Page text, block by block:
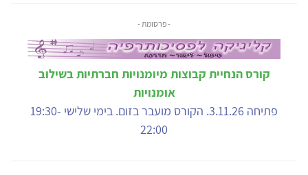
- פרסומת -
קורס הנחיית קבוצות מיומנויות חברתיות בשילוב
אומנויות
פתיחה 3.11.26. הקורס מועבר בזום. בימי שלישי 19:30-
22:00